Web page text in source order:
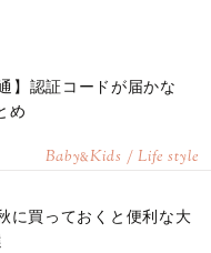
】認証コードが届かな
め
Baby&Kids / Life style
に買っておくと便利な大